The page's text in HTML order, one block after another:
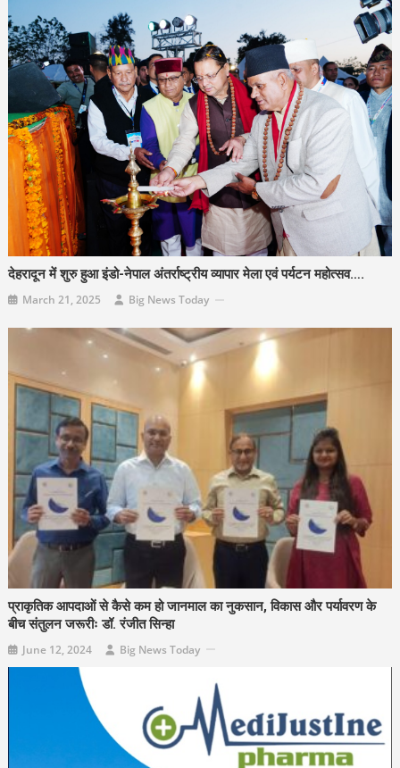
देहरादून में शुरु हुआ इंडो-नेपाल अंतर्राष्ट्रीय व्यापार मेला एवं पर्यटन महोत्सव….
March 21, 2025 Big News Today
प्राकृतिक आपदाओं से कैसे कम हो जानमाल का नुकसान, विकास और पर्यावरण के
बीच संतुलन जरूरीः डॉ. रंजीत सिन्हा
June 12, 2024 Big News Today